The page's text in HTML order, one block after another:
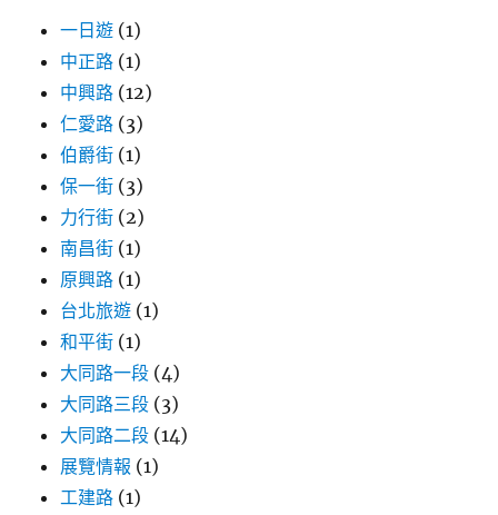
一日遊 (1)
中正路 (1)
中興路 (12)
仁愛路 (3)
伯爵街 (1)
保一街 (3)
力行街 (2)
南昌街 (1)
原興路 (1)
台北旅遊 (1)
和平街 (1)
大同路一段 (4)
大同路三段 (3)
大同路二段 (14)
展覽情報 (1)
工建路 (1)